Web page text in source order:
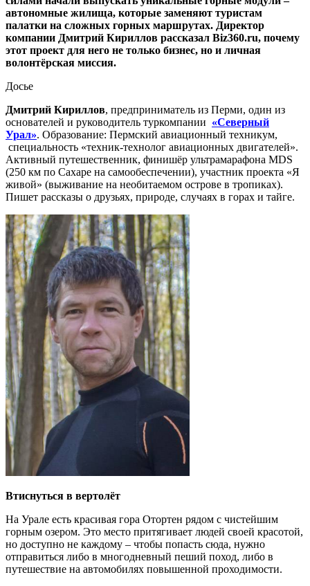
автономные жилища, которые заменяют туристам
палатки на сложных горных маршрутах. Директор
компании Дмитрий Кириллов рассказал Biz360.ru, почему
этот проект для него не только бизнес, но и личная
волонтёрская миссия.
Досье
Дмитрий Кириллов, предприниматель из Перми, один из
основателей и руководитель туркомпании «Северный
Урал». Образование: Пермский авиационный техникум,
специальность «техник-технолог авиационных двигателей».
Активный путешественник, финишёр ультрамарафона MDS
(250 км по Сахаре на самообеспечении), участник проекта «Я
живой» (выживание на необитаемом острове в тропиках).
Пишет рассказы о друзьях, природе, случаях в горах и тайге.
Втиснуться в вертолёт
На Урале есть красивая гора Отортен рядом с чистейшим
горным озером. Это место притягивает людей своей красотой,
но доступно не каждому – чтобы попасть сюда, нужно
отправиться либо в многодневный пеший поход, либо в
путешествие на автомобилях повышенной проходимости.